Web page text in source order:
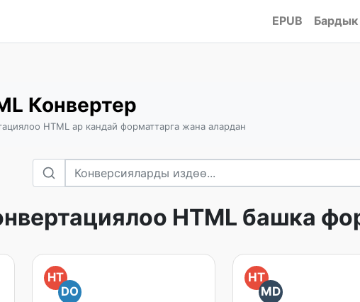
EPUB Бардык
Конвертер
HTML ар кандай форматтарга жана алардан
HTML башка
HT
DO
HT
MD